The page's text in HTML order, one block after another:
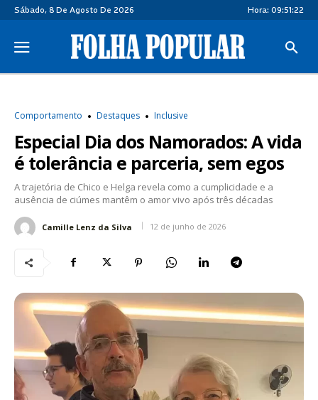
Sábado, 8 De Agosto De 2026 Hora: 09:51:23
Comportamento Destaques Inclusive
Especial Dia dos Namorados: A vida
é tolerância e parceria, sem egos
A trajetória de Chico e Helga revela como a cumplicidade e a
ausência de ciúmes mantêm o amor vivo após três décadas
Camille Lenz da Silva 12 de junho de 2026